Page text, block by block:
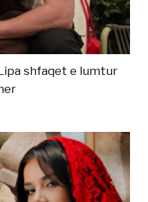
shfaqet e lumtur